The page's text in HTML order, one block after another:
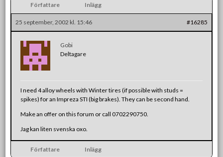
Författare Inlägg
25 september, 2002 kl. 15:46 #16285
Gobi
Deltagare
I need 4 alloy wheels with Winter tires (if possible with studs =
spikes) for an Impreza STI (big brakes). They can be second hand.
Make an offer on this forum or call 0702290750.
Jag kan liten svenska oxo.
Författare Inlägg